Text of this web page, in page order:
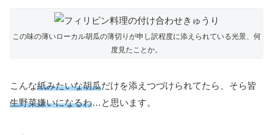
この味の薄いローカル胡瓜の薄切りが申し訳程度に添えられている光景、何
度見たことか。
こんな紙みたいな胡瓜だけを添えつづけられてたら、そら皆
生野菜嫌いになるわ…と思います。